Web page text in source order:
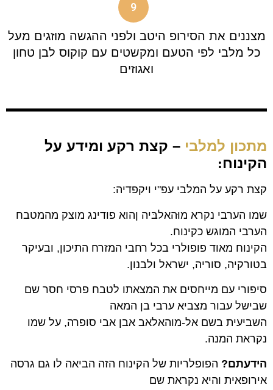
9
מצננים את הסירופ היטב ולפני ההגשה מוזגים מעל
כל מלבי לפי הטעם ומקשטים עם קוקוס לבן טחון
ואגוזים
מתכון למלבי – קצת רקע ומידע על
הקינוח:
קצת רקע על המלבי עפ"י ויקפדיה:
שמו הערבי נקרא מוּהאלבּיה ןהוא פודינג מוצק מהמטבח
הערבי המוגש כקינוח.
הקינוח מאוד פופולרי בכל רחבי המזרח התיכון, ובעיקר
בטורקיה, סוריה, ישראל ולבנון.
סיפורי עם מייחסים את המצאתו לטבח פרסי חסר שם
שבישל עבור מצביא ערבי בן המאה
השביעית בשם אל-מוהאלאב אבן אבי סופרה, על שמו
נקראת המנה.
הידעתם? הפופלריות של הקינוח הזה הביאה לו גם גרסה
אירופאית והיא נקראת שם